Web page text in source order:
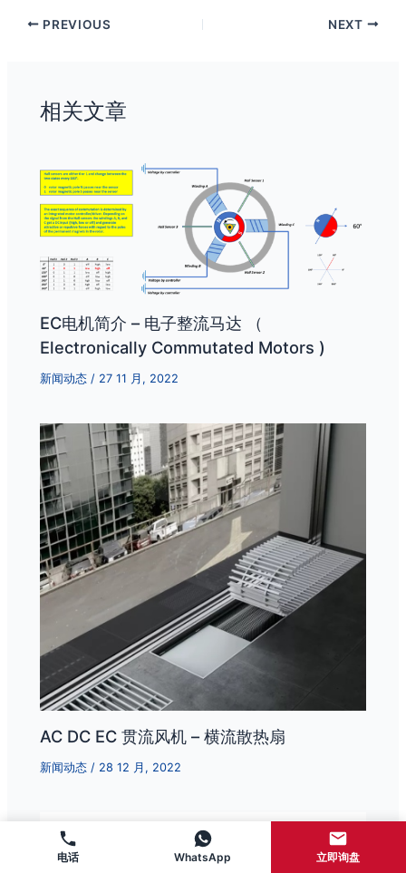
PREVIOUS NEXT
相关文章
EC电机简介 – 电子整流马达 （
Electronically Commutated Motors )
新闻动态 / 27 11 月, 2022
AC DC EC 贯流风机 – 横流散热扇
新闻动态 / 28 12 月, 2022
电话 WhatsApp 立即询盘